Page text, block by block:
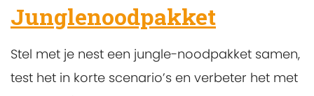
Junglenoodpakket
Stel met je nest een jungle-noodpakket samen,
test het in korte scenario’s en verbeter het met